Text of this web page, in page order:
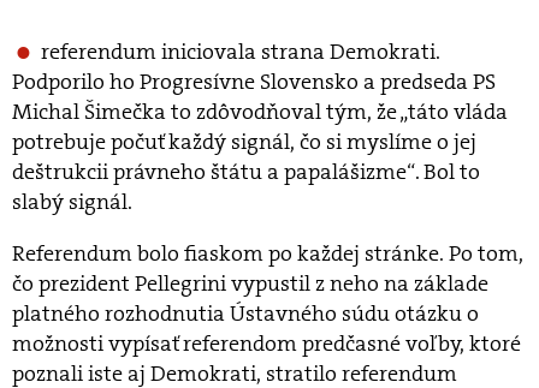
referendum iniciovala strana Demokrati.
Podporilo ho Progresívne Slovensko a predseda PS
Michal Šimečka to zdôvodňoval tým, že „táto vláda
potrebuje počuť každý signál, čo si myslíme o jej
deštrukcii právneho štátu a papalášizme“. Bol to
slabý signál.
Referendum bolo fiaskom po každej stránke. Po tom,
čo prezident Pellegrini vypustil z neho na základe
platného rozhodnutia Ústavného súdu otázku o
možnosti vypísať referendom predčasné voľby, ktoré
poznali iste aj Demokrati, stratilo referendum